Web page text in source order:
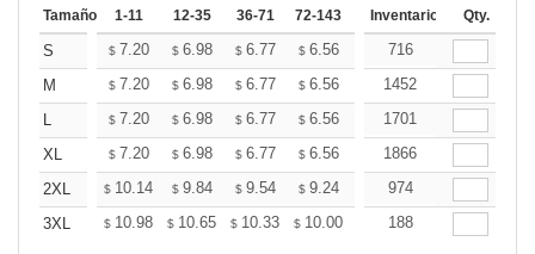
Tamaño 1-11 12-35 36-71 72-143 144-287 288 + Mas
Inventario Qty.
S $ 7.20 $ 6.98 $ 6.77 $ 6.56 6.34
716
M
$ 7.20 $ 6.98 $ 6.77 $ 6.56 6.34
1452
L
$ 7.20 $ 6.98 $ 6.77 $ 6.56 6.34
1701
XL
$ 7.20 $ 6.98 $ 6.77 $ 6.56 6.34
1866
2XL
$ 10.14 $ 9.84 $ 9.54 $ 9.24 8.94
974
3XL
$ 10.98 $ 10.65 $ 10.33 $ 10.00 9.67
188